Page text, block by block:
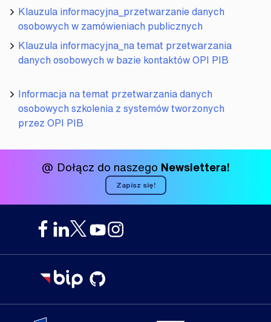
Klauzula informacyjna_przetwarzanie danych
osobowych w zamówieniach publicznych
Klauzula informacyjna_na temat przetwarzania
danych osobowych w bazie kontaktów OPI PIB
Informacja na temat przetwarzania danych
osobowych szkolenia z systemów tworzonych
przez OPI PIB
@ Dołącz do naszego Newslettera!
Zapisz się!